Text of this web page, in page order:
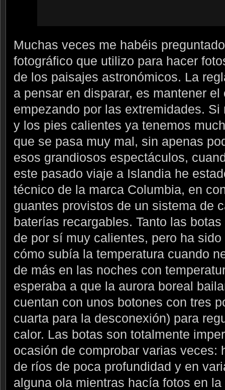
Muchas veces me habéis
fotográfico que utilizo para hacer
de los paisajes astronómicos. La
a pensar en disparar, es mantener
empezando por las extremidades.
y los pies calientes ya tenemos
que se pasa muy mal, sin apenas
esos grandiosos espectáculos,
este pasado viaje a Islandia he
técnico de la marca Columbia, en
guantes provistos de un sistema de
baterías recargables. Tanto las
de por sí muy calientes, pero ha
cómo subía la temperatura cuando
de más en las noches con
esperaba a que la aurora boreal
cuentan con unos botones con tres
cuarta para la desconexión) para
calor. Las botas son totalmente
ocasión de comprobar varias veces:
de ríos de poca profundidad y en
alguna ola mientras hacía fotos en